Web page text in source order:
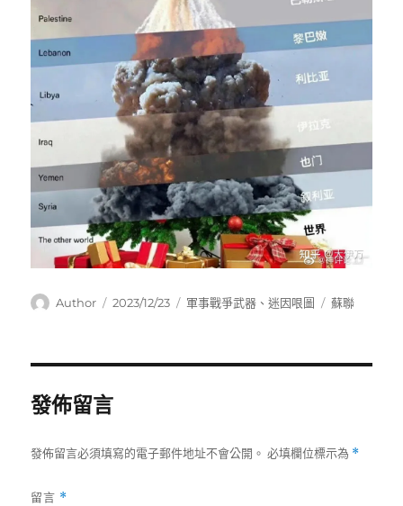
作
Author
發
2023/12/23
分
軍事戰爭武器 、迷因哏圖
標
蘇聯
發佈留言
發佈留言必須填寫的電子郵件地址不會公開。 必填欄位標示為 *
留言 *